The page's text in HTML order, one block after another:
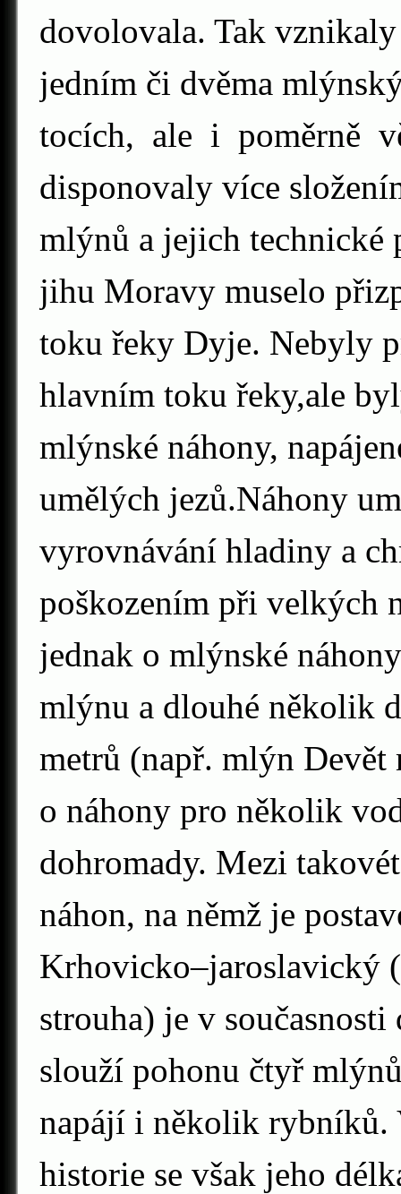
dovolovala. Tak
jedním či dvěma
tocích, ale i poměrně
disponovaly více
mlýnů a jejich technické
jihu Moravy muselo
toku řeky Dyje. Nebyly
hlavním toku řeky,ale
mlýnské náhony,
umělých jezů.Náhony
vyrovnávání hladiny a
poškozením při velkých
jednak o mlýnské
mlýnu a dlouhé několik
metrů (např. mlýn
o náhony pro několik
dohromady. Mezi
náhon, na němž je
Krhovicko–jaroslavický
strouha) je v
slouží pohonu čtyř
napájí i několik rybníků.
historie se však jeho